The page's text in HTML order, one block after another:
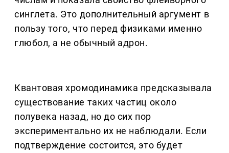
синглета. Это дополнительный аргумент в
пользу того, что перед физиками именно
глюбол, а не обычный адрон.
Квантовая хромодинамика предсказывала
существование таких частиц около
полувека назад, но до сих пор
экспериментально их не наблюдали. Если
подтверждение состоится, это будет